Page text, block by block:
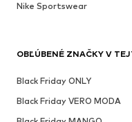
Nike Sportswear
OBĽÚBENÉ ZNAČKY V
Black Friday ONLY
Black Friday VERO MODA